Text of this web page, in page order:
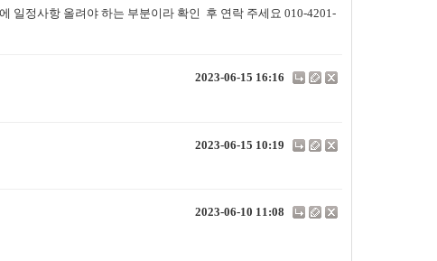
일정사항 올려야 하는 부분이라 확인 후 연락 주세요 010-4201-
2023-06-15 16:16
2023-06-15 10:19
2023-06-10 11:08